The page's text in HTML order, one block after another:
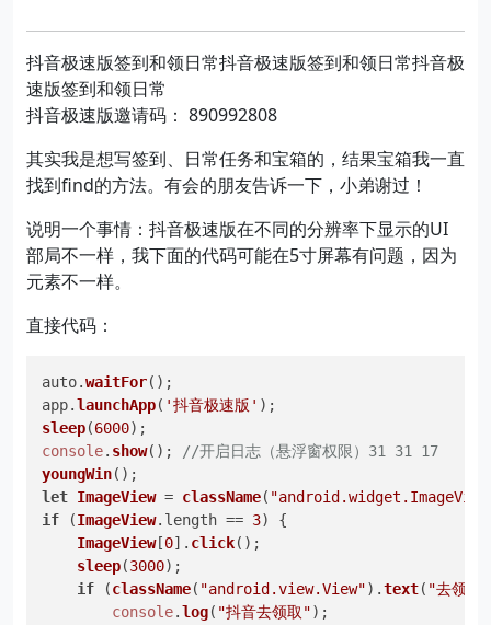
抖音极速版签到和领日常抖音极速版签到和领日常抖音极
速版签到和领日常
抖音极速版邀请码： 890992808
其实我是想写签到、日常任务和宝箱的，结果宝箱我一直
找到find的方法。有会的朋友告诉一下，小弟谢过！
说明一个事情：抖音极速版在不同的分辨率下显示的UI
部局不一样，我下面的代码可能在5寸屏幕有问题，因为
元素不一样。
直接代码：
auto.waitFor();
app.launchApp( '抖音极速版'
sleep(6000
console. show();
//开启日志（悬浮窗权限）31 31 17
youngWin
let ImageView = className(
if (ImageView. length == 3) {
ImageView[0]. click();
sleep(3000);
if (className( "android.view.View").text( "去领取"
console.log( "抖音去领取");